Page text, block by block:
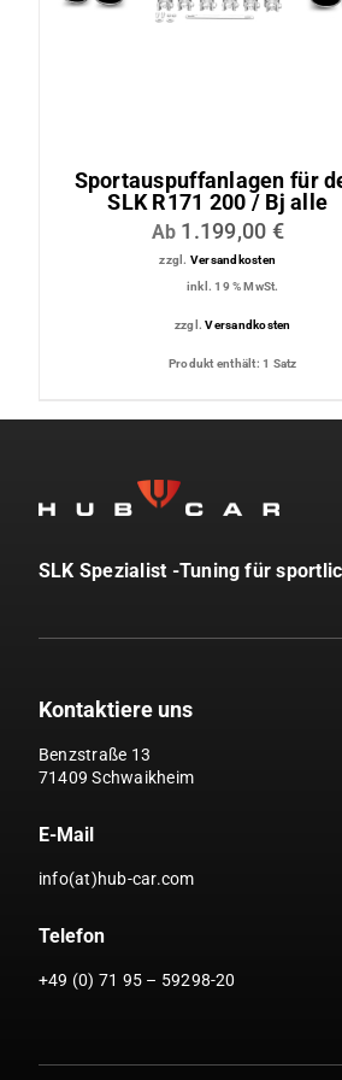
Sportauspuffanlagen für
SLK R171 200 / Bj alle
Ab 1.199,00 €
zzgl. Versandkosten
inkl. 19 % MwSt.
zzgl.Versandkosten
Produkt enthält: 1 Satz
SLK Spezialist -Tuning für
Kontaktiere uns
Benzstraße 13
71409 Schwaikheim
E-Mail
info(at)hub-car.com
Telefon
+49 (0) 71 95 – 59298-20